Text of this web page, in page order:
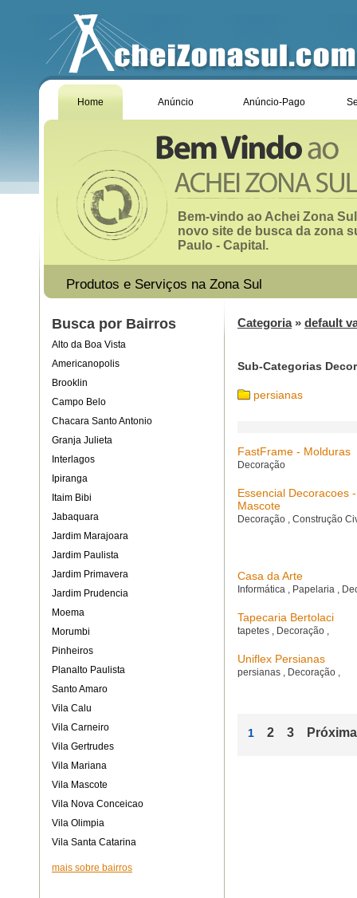
Home Anúncio Anúncio-Pago
Bem-vindo ao Achei Zona
novo site de busca da zona
Paulo - Capital.
Produtos e Serviços na Zona Sul
Busca por Bairros
Alto da Boa Vista
Americanopolis
Brooklin
Campo Belo
Chacara Santo Antonio
Granja Julieta
Interlagos
Ipiranga
Itaim Bibi
Jabaquara
Jardim Marajoara
Jardim Paulista
Jardim Primavera
Jardim Prudencia
Moema
Morumbi
Pinheiros
Planalto Paulista
Santo Amaro
Vila Calu
Vila Carneiro
Vila Gertrudes
Vila Mariana
Vila Mascote
Vila Nova Conceicao
Vila Olimpia
Vila Santa Catarina
mais sobre bairros
Categoria» default
Sub-Categorias
persianas
FastFrame - Molduras
Decoração
Essencial Decoracoes
Mascote
Decoração , Construção
Casa da Arte
Informática , Papelaria ,
Tapecaria Bertolaci
tapetes , Decoração ,
Uniflex Persianas
persianas , Decoração ,
1 2 3 Próxima